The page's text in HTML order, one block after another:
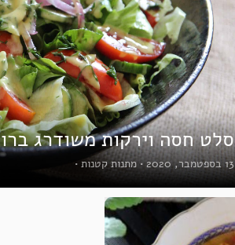
סלט חסה וירקות משודרג
13 בספטמבר, 2020 • מתנות קטנות •